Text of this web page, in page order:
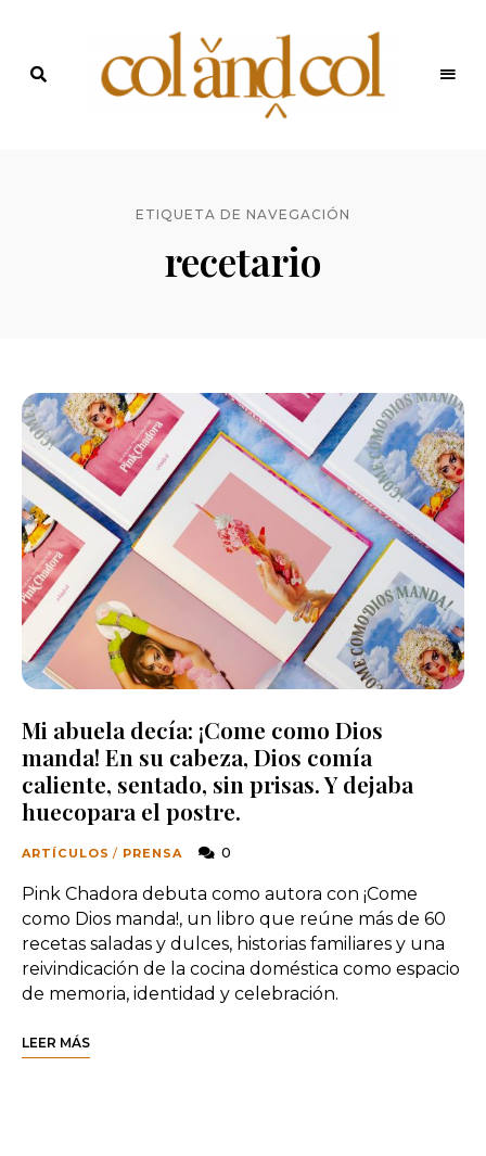
ColandCol
ETIQUETA DE NAVEGACIÓN
recetario
Mi abuela decía: ¡Come como Dios
manda! En su cabeza, Dios comía
caliente, sentado, sin prisas. Y dejaba
huecopara el postre.
ARTÍCULOS / PRENSA 0
Pink Chadora debuta como autora con ¡Come
como Dios manda!, un libro que reúne más de 60
recetas saladas y dulces, historias familiares y una
reivindicación de la cocina doméstica como espacio
de memoria, identidad y celebración.
LEER MÁS